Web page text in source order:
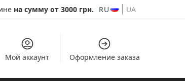
на сумму от 3000 грн. RU UA
Мой аккаунт Оформление заказа